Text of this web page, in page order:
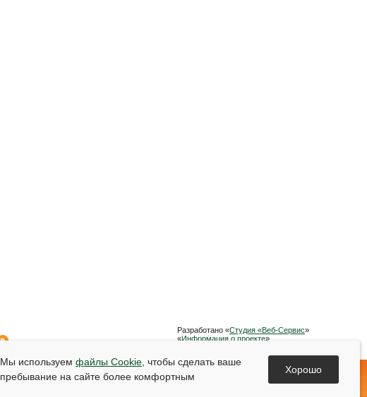
Разработано «Студия «Веб-Сервис»
«Информация о проекте»
Мы используем файлы Cookie , чтобы сделать ваше
пребывание на сайте более комфортным
Хорошо